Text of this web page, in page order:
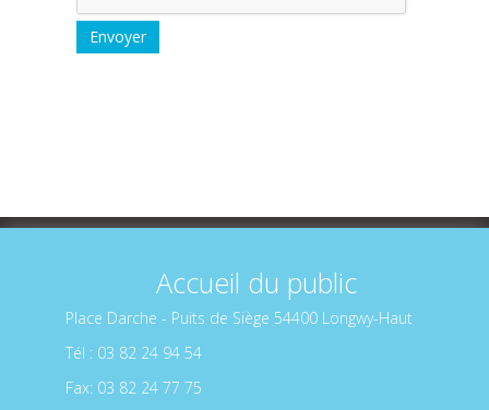
Envoyer
Accueil du public
Place Darche - Puits de Siège 54400 Longwy-Haut
Tél : 03 82 24 94 54
Fax: 03 82 24 77 75